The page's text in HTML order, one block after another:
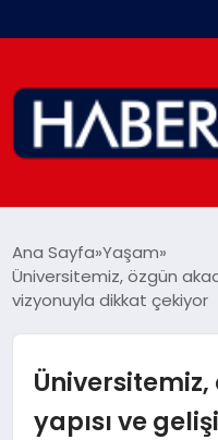
SIYASET
Ana Sayfa Yaşam
Üniversitemiz, özgün
vizyonuyla dikkat çekiyor
yapısı ve